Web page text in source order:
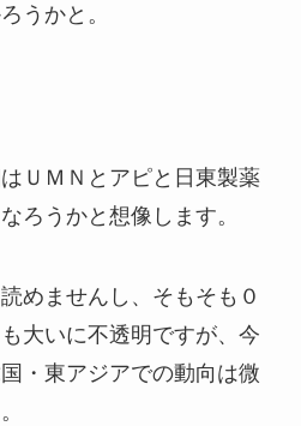
うかと。
ＵＭＮとアピと日東製薬
ろうかと想像します。
めませんし、そもそも０
大いに不透明ですが、今
・東アジアでの動向は微